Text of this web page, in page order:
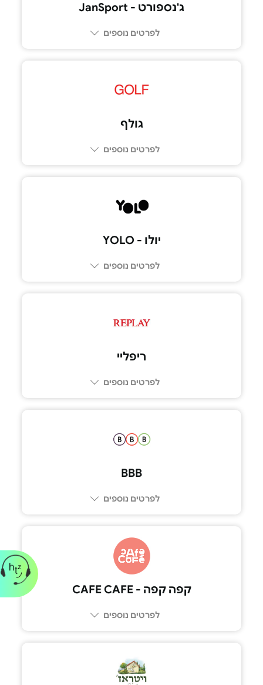
ג'נספורט - JanSport
לפרטים נוספים
גולף
לפרטים נוספים
יולו - YOLO
לפרטים נוספים
ריפליי
לפרטים נוספים
BBB
לפרטים נוספים
קפה קפה - CAFE CAFE
לפרטים נוספים